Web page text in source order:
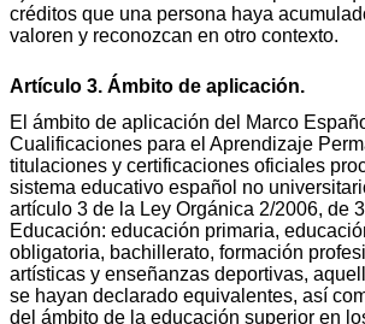
créditos que una persona haya
valoren y reconozcan en otro contexto.
Artículo 3. Ámbito de aplicación.
El ámbito de aplicación del Marco
Cualificaciones para el Aprendizaje
titulaciones y certificaciones oficiales
sistema educativo español no
artículo 3 de la Ley Orgánica 2/2006, de
Educación: educación primaria,
obligatoria, bachillerato, formación
artísticas y enseñanzas deportivas,
se hayan declarado equivalentes, así
del ámbito de la educación superior en